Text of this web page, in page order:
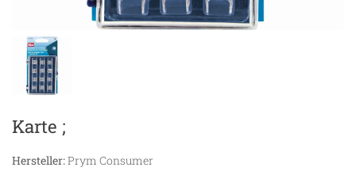
Karte ;
Hersteller:Prym Consumer